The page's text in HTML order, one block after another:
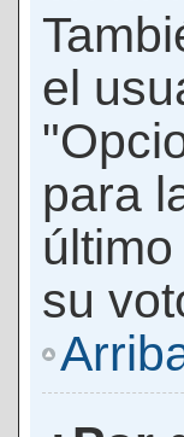
el
para
su